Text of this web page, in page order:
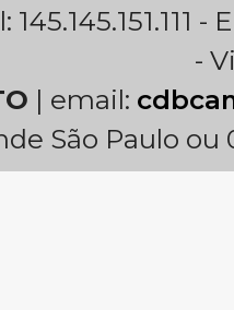
-
| email:
São Paulo